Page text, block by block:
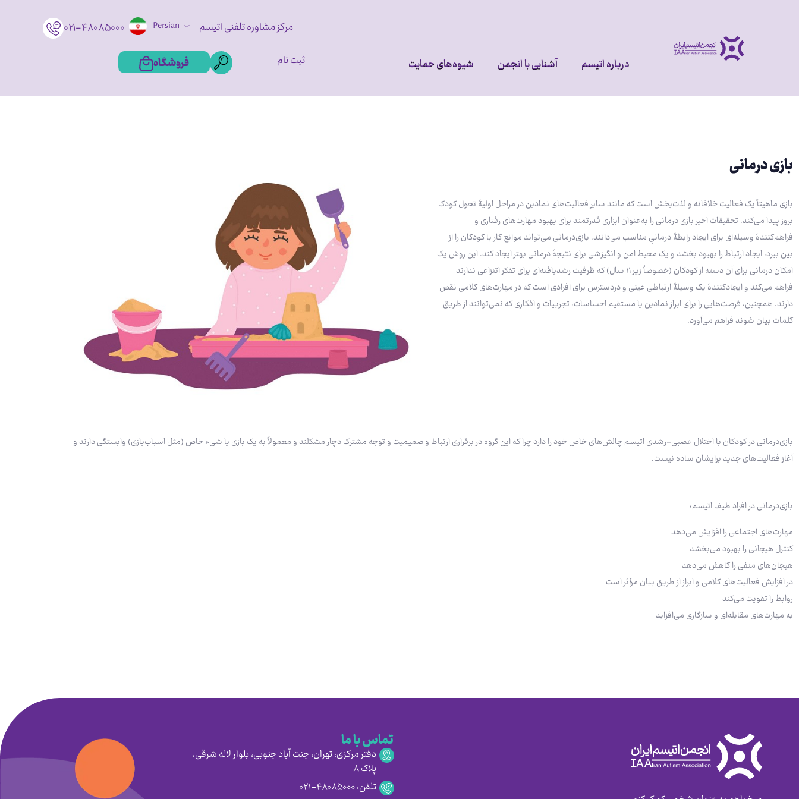
۰۲۱-۴۸۰۸۵۰۰۰ Persian مرکز مشاوره تلفنی اتیسم
درباره اتیسم آشنایی با انجمن شیوه‌های حمایت ثبت نام فروشگاه
بازی درمانی
بازی ماهیتاً یک فعالیت خلاقانه و لذت‌بخش است که مانند سایر فعالیت‌های نمادین در مراحل اولیۀ تحول کودک
بروز پیدا می‌کند. تحقیقات اخیر بازی درمانی را به‌عنوان ابزاری قدرتمند برای بهبود مهارت‌های رفتاری و
فراهم‌کنندۀ وسیله‌ای برای ایجاد رابطۀ درمانیِ مناسب می‌دانند. بازی‌درمانی می‌تواند موانع کار با کودکان را از
بین ببرد، ایجاد ارتباط را بهبود بخشد و یک محیط امن و انگیزشی برای نتیجۀ درمانی بهتر ایجاد کند. این روش یک
امکان درمانی برای آن دسته از کودکان (خصوصاً زیر ۱۱ سال) که ظرفیت رشدیافته‌ای برای تفکر اتنزاعی ندارند
فراهم می‌کند و ایجادکنندۀ یک وسیلۀ ارتباطی عینی و دردسترس برای افرادی است که در مهارت‌های کلامی نقص
دارند. همچنین، فرصت‌هایی را برای ابراز نمادین یا مستقیم احساسات، تجربیات و افکاری که نمی‌توانند از طریق
کلمات بیان شوند فراهم می‌آورد.
بازی‌درمانی در کودکان با اختلال عصبی-رشدی اتیسم چالش‌های خاص خود را دارد چرا که این گروه در برقراری ارتباط و صمیمیت و توجه مشترک دچار مشکلند و معمولاً به یک بازی یا شیء خاص (مثل اسباب‌بازی) وابستگی دارند و
آغاز فعالیت‌های جدید برایشان ساده نیست.
بازی‌درمانی در افراد طیف اتیسم:
مهارت‌های اجتماعی را افزایش می‌دهد
کنترل هیجانی را بهبود می‌بخشد
هیجان‌های منفی را کاهش می‌دهد
در افزایش فعالیت‌‌های کلامی و ابراز از طریق بیان مؤثر است
روابط را تقویت می‌کند
به مهارت‌های مقابله‌ای و سازگاری می‌افزاید
تماس با ما
دفتر مرکزی: تهران، جنت آباد جنوبی، بلوار لاله شرقی،
پلاک ۸
تلفن: ۴۸۰۸۵۰۰۰-۰۲۱